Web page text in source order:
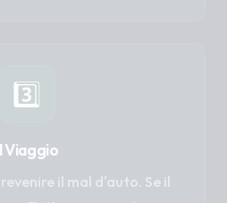
3️⃣
Viaggio
il mal d'auto. Se il